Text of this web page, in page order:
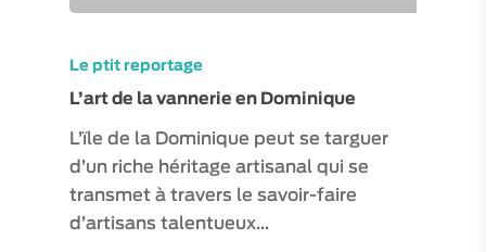
Le ptit reportage
L’art de la vannerie en Dominique
L’ïle de la Dominique peut se targuer
d’un riche héritage artisanal qui se
transmet à travers le savoir-faire
d’artisans talentueux…